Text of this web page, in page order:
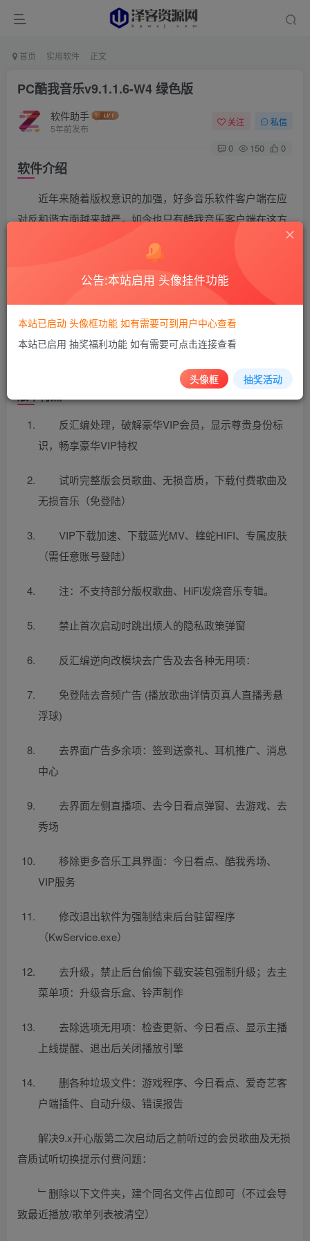
首页 实用软件 正文
PC酷我音乐v9.1.1.6-W4 绿色版
软件助手
5年前发布
关注 私信
0 150 0
软件介绍
近年来随着版权意识的加强，好多音乐软件客户端在应
对反和谐方面越来越严，如今也只有酷我音乐客户端在这方
面仍存在BUG，让大家有机可乘，免费下载付费歌曲、无损
版本特点
反汇编处理，破解豪华VIP会员，显示尊贵身份标
识，畅享豪华VIP特权
试听完整版会员歌曲、无损音质，下载付费歌曲及
无损音乐（免登陆）
VIP下载加速、下载蓝光MV、蝰蛇HIFI、专属皮肤
（需任意账号登陆）
注：不支持部分版权歌曲、HiFi发烧音乐专辑。
禁止首次启动时跳出烦人的隐私政策弹窗
反汇编逆向改模块去广告及去各种无用项：
免登陆去音频广告 (播放歌曲详情页真人直播秀悬
浮球)
去界面广告多余项：签到送豪礼、耳机推广、消息
中心
去界面左侧直播项、去今日看点弹窗、去游戏、去
秀场
移除更多音乐工具界面：今日看点、酷我秀场、
VIP服务
修改退出软件为强制结束后台驻留程序
（KwService.exe）
去升级，禁止后台偷偷下载安装包强制升级；去主
菜单项：升级音乐盒、铃声制作
去除选项无用项：检查更新、今日看点、显示主播
上线提醒、退出后关闭播放引擎
删各种垃圾文件：游戏程序、今日看点、爱奇艺客
户端插件、自动升级、错误报告
解决9.x开心版第二次启动后之前听过的会员歌曲及无损
音质试听切换提示付费问题：
﹂删除以下文件夹，建个同名文件占位即可（不过会导
致最近播放/歌单列表被清空）
公告:本站启用 头像挂件功能
本站已启动 头像框功能 如有需要可到用户中心查看
本站已启用 抽奖福利功能 如有需要可点击连接查看
头像框 抽奖活动